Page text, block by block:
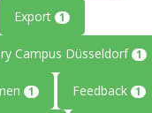
Export 1
Campus Düsseldorf 1
1 Feedback 1